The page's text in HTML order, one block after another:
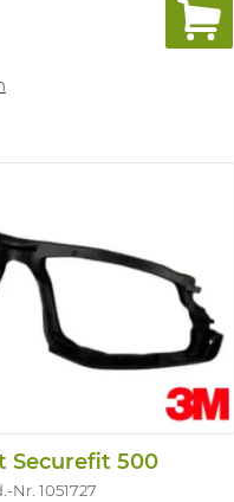
Securefit 500
Nr. 1051727